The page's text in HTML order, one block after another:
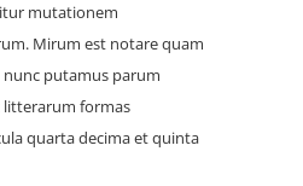
mutationem
Mirum est notare quam
putamus parum
formas
quarta decima et quinta